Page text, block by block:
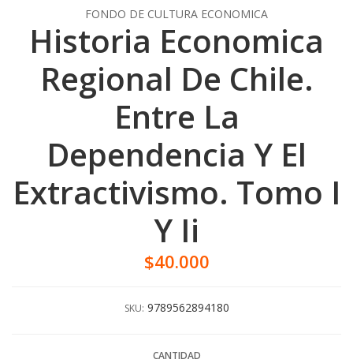
FONDO DE CULTURA ECONOMICA
Historia Economica
Regional De Chile.
Entre La
Dependencia Y El
Extractivismo. Tomo I
Y Ii
$40.000
SKU: 9789562894180
CANTIDAD